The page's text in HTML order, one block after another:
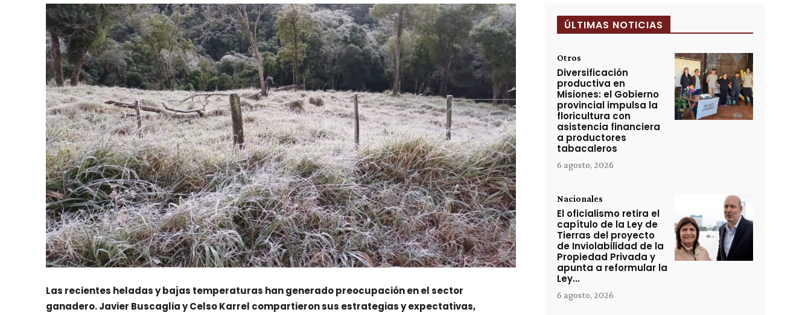
Las recientes heladas y bajas temperaturas han generado preocupación en el sector
ganadero. Javier Buscaglia y Celso Karrel compartieron sus estrategias y expectativas,
ÚLTIMAS NOTICIAS
Otros
Diversificación
productiva en
Misiones: el Gobierno
provincial impulsa la
floricultura con
asistencia financiera
a productores
tabacaleros
6 agosto, 2026
Nacionales
El oficialismo retira el
capítulo de la Ley de
Tierras del proyecto
de Inviolabilidad de la
Propiedad Privada y
apunta a reformular la
Ley...
6 agosto, 2026